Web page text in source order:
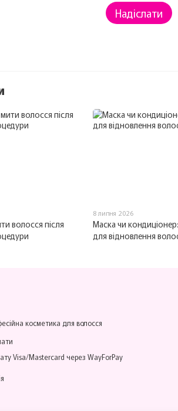
Надіслати
волосся після
8 липня 2026
Маска чи
для відновлення
косметика для волосся